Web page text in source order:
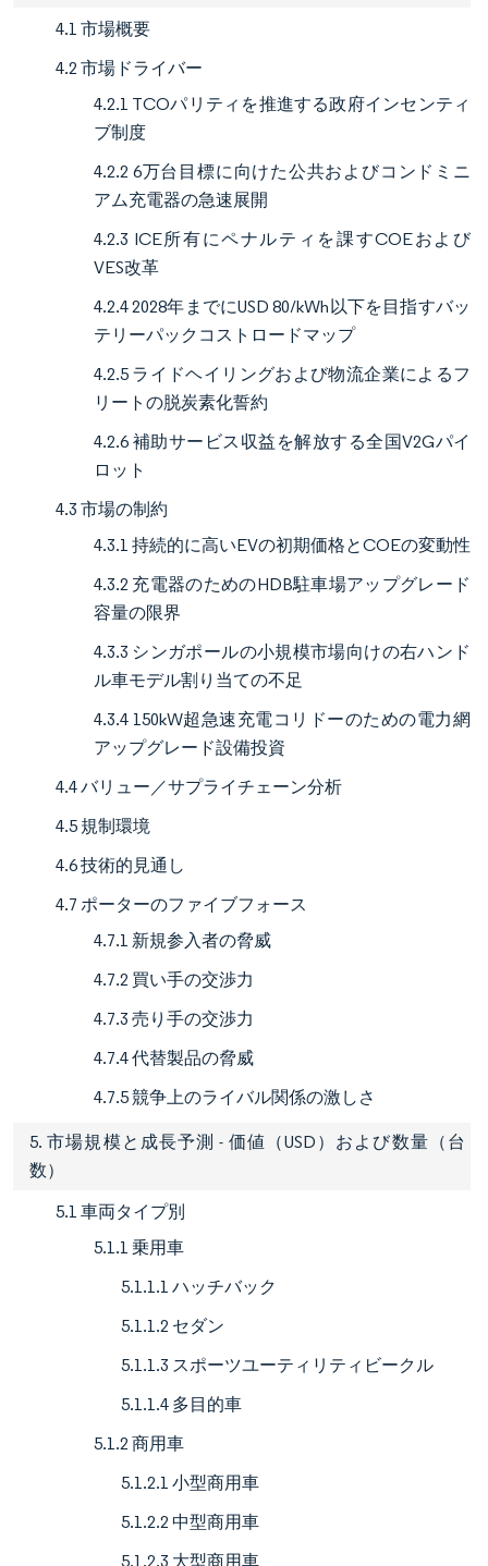
4.1 市場概要
4.2 市場ドライバー
4.2.1 TCOパリティを推進する政府インセンティ
ブ制度
4.2.2 6万台目標に向けた公共およびコンドミニ
アム充電器の急速展開
4.2.3 ICE所有にペナルティを課すCOEおよび
VES改革
4.2.4 2028年までにUSD 80/kWh以下を目指すバッ
テリーパックコストロードマップ
4.2.5 ライドヘイリングおよび物流企業によるフ
リートの脱炭素化誓約
4.2.6 補助サービス収益を解放する全国V2Gパイ
ロット
4.3 市場の制約
4.3.1 持続的に高いEVの初期価格とCOEの変動性
4.3.2 充電器のためのHDB駐車場アップグレード
容量の限界
4.3.3 シンガポールの小規模市場向けの右ハンド
ル車モデル割り当ての不足
4.3.4 150kW超急速充電コリドーのための電力網
アップグレード設備投資
4.4 バリュー／サプライチェーン分析
4.5 規制環境
4.6 技術的見通し
4.7 ポーターのファイブフォース
4.7.1 新規参入者の脅威
4.7.2 買い手の交渉力
4.7.3 売り手の交渉力
4.7.4 代替製品の脅威
4.7.5 競争上のライバル関係の激しさ
5. 市場規模と成長予測 - 価値（USD）および数量（台
数）
5.1 車両タイプ別
5.1.1 乗用車
5.1.1.1 ハッチバック
5.1.1.2 セダン
5.1.1.3 スポーツユーティリティビークル
5.1.1.4 多目的車
5.1.2 商用車
5.1.2.1 小型商用車
5.1.2.2 中型商用車
5.1.2.3 大型商用車